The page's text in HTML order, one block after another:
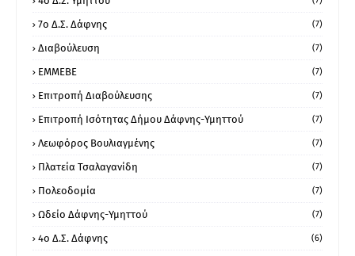
7ο Δ.Σ. Δάφνης (7)
Διαβούλευση (7)
ΕΜΜΕΒΕ (7)
Επιτροπή Διαβούλευσης (7)
Επιτροπή Ισότητας Δήμου Δάφνης-Υμηττού (7)
Λεωφόρος Βουλιαγμένης (7)
Πλατεία Τσαλαγανίδη (7)
Πολεοδομία (7)
Ωδείο Δάφνης-Υμηττού (7)
4ο Δ.Σ. Δάφνης (6)